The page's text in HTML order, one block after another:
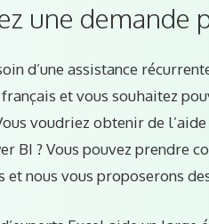
une demande
d’une assistance
et vous souhaitez
voudriez obtenir de
BI ? Vous pouvez prendre
et nous vous proposerons